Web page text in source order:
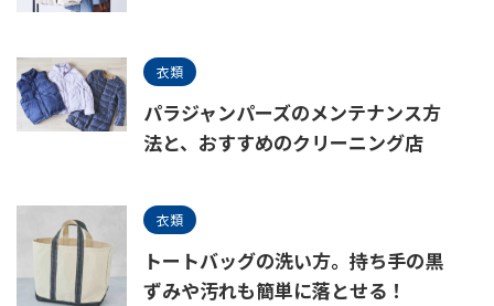
衣類
パラジャンパーズのメンテナンス方
法と、おすすめのクリーニング店
衣類
トートバッグの洗い方。持ち手の黒
ずみや汚れも簡単に落とせる！